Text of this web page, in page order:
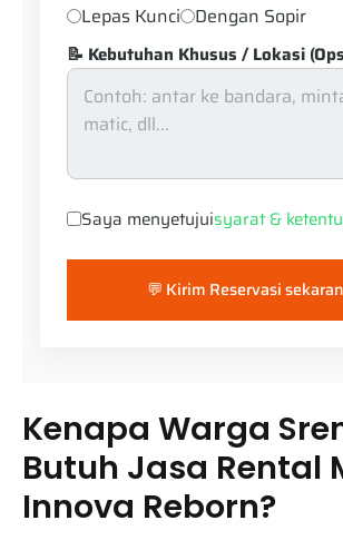
Lepas Kunci Dengan Sopir
📝 Kebutuhan Khusus / Lokasi
Saya menyetujuisyarat &
💬 Kirim Reservasi
Kenapa Warga
Butuh Jasa Rental
Innova Reborn?